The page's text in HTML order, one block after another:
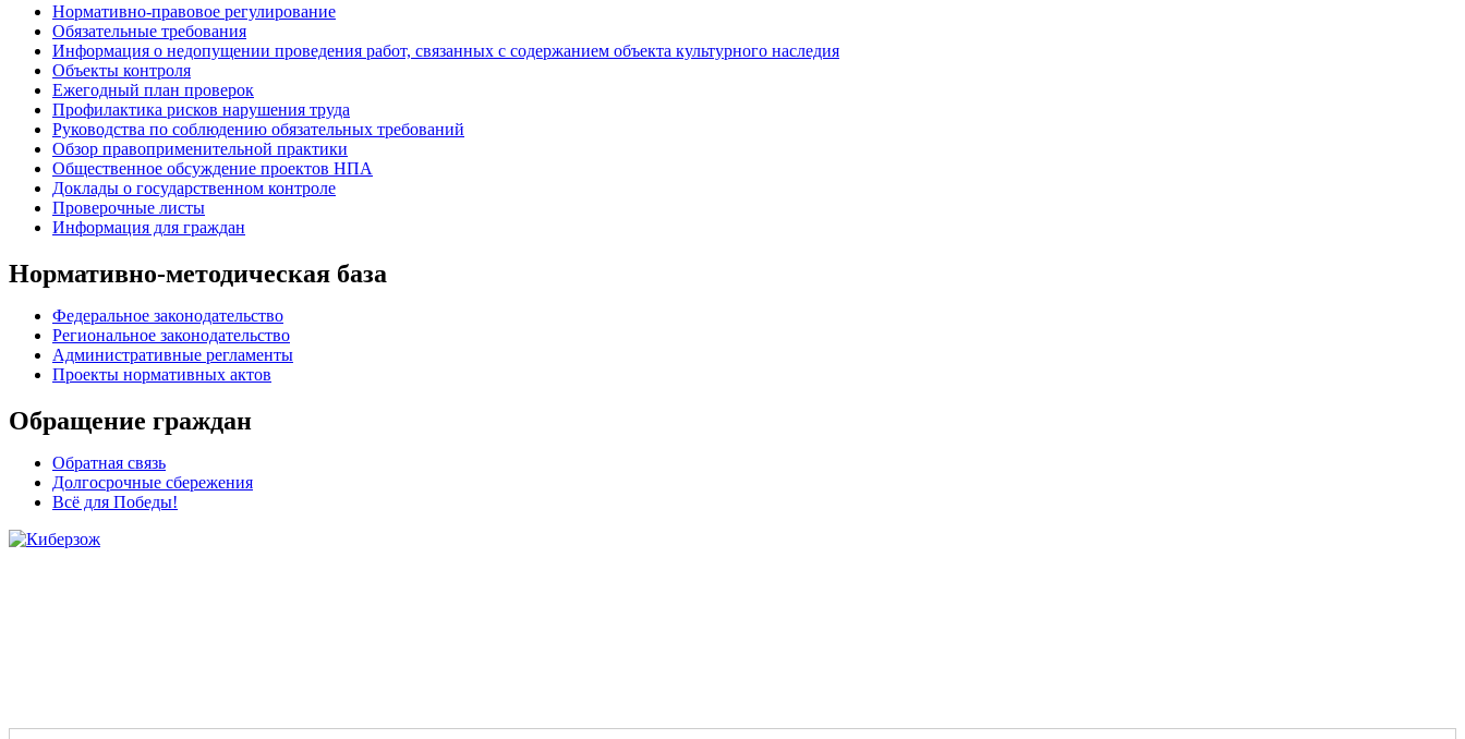
Нормативно-правовое регулирование
Обязательные требования
Информация о недопущении проведения работ, связанных с содержанием объекта культурного наследия
Объекты контроля
Ежегодный план проверок
Профилактика рисков нарушения труда
Руководства по соблюдению обязательных требований
Обзор правоприменительной практики
Общественное обсуждение проектов НПА
Доклады о государственном контроле
Проверочные листы
Информация для граждан
Нормативно-методическая база
Федеральное законодательство
Региональное законодательство
Административные регламенты
Проекты нормативных актов
Обращение граждан
Обратная связь
Долгосрочные сбережения
Всё для Победы!